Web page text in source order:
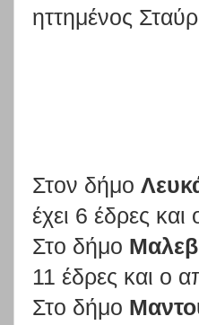
ηττημένος
Στον δήμο
έχει 6 έδρες
Στο δήμο
11 έδρες και ο
Στο δήμο